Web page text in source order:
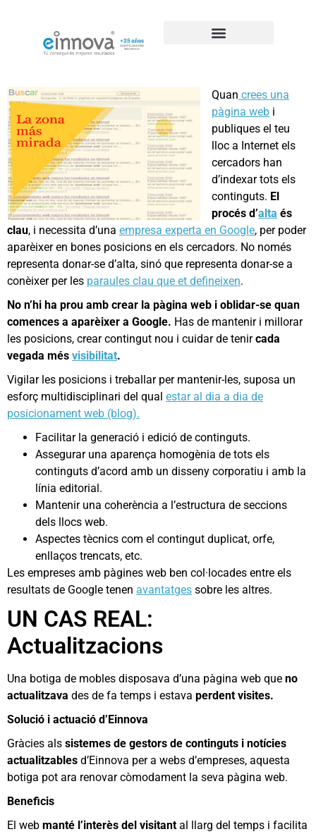
Quan crees una
pàgina web i
publiques el teu
lloc a Internet els
cercadors han
d’indexar tots els
continguts. El
procés d’alta és
clau, i necessita d’una empresa experta en Google, per poder
aparèixer en bones posicions en els cercadors. No només
representa donar-se d’alta, sinó que representa donar-se a
conèixer per les paraules clau que et defineixen.
No n’hi ha prou amb crear la pàgina web i oblidar-se quan
comences a aparèixer a Google. Has de mantenir i millorar
les posicions, crear contingut nou i cuidar de tenircada
vegada més visibilitat.
Vigilar les posicions i treballar per mantenir-les, suposa un
esforç multidisciplinari del qual estar al dia a dia de
posicionament web (blog).
Facilitar la generació i edició de continguts.
Assegurar una aparença homogènia de tots els
continguts d’acord amb un disseny corporatiu i amb la
línia editorial.
Mantenir una coherència a l’estructura de seccions
dels llocs web.
Aspectes tècnics com el contingut duplicat, orfe,
enllaços trencats, etc.
Les empreses amb pàgines web ben col·locades entre els
resultats de Google tenen avantatges sobre les altres.
UN CAS REAL:
Actualitzacions
Una botiga de mobles disposava d’una pàgina web que no
actualitzava des de fa temps i estava perdent visites.
Solució i actuació d’Einnova
Gràcies als sistemes de gestors de continguts i notícies
actualitzables d’Einnova per a webs d’empreses, aquesta
botiga pot ara renovar còmodament la seva pàgina web.
Beneficis
El web manté l’interès del visitant al llarg del temps i facilita